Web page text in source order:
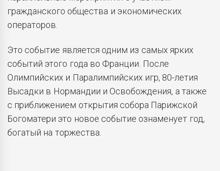
гражданского общества и экономических
операторов.
Это событие является одним из самых ярких
событий этого года во Франции. После
Олимпийских и Паралимпийских игр, 80-летия
Высадки в Нормандии и Освобождения, а также
с приближением открытия собора Парижской
Богоматери это новое событие ознаменует год,
богатый на торжества.